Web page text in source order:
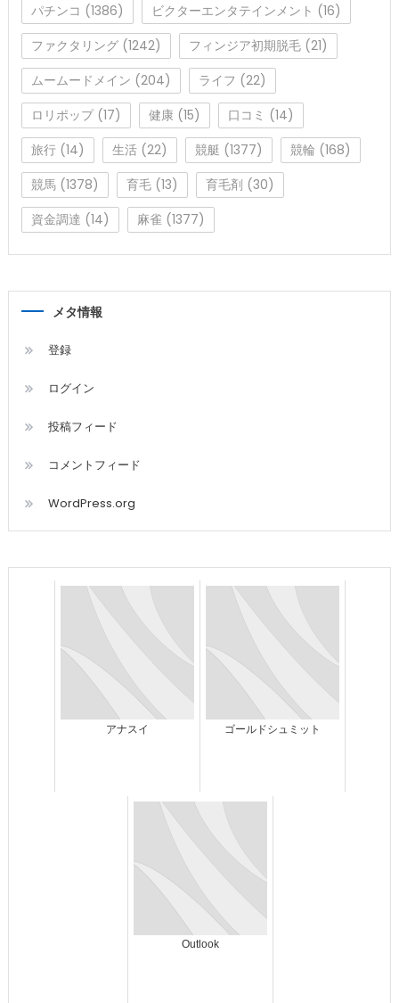
パチンコ (1386) ビクターエンタテインメント (16)
ファクタリング(1242) フィンジア初期脱毛(21)
ムームードメイン (204) ライフ (22)
ロリポップ(17) 健康(15) 口コミ (14)
旅行(14) 生活(22) 競艇 (1377) 競輪 (168)
競馬(1378) 育毛(13) 育毛剤 (30)
資金調達 (14) 麻雀 (1377)
メタ情報
登録
ログイン
投稿フィード
コメントフィード
WordPress.org
アナスイ ゴールドシュミット
Outlook